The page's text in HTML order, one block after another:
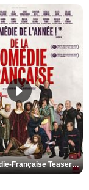
De la Comédie-Française Teaser VF